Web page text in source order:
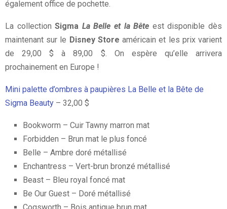
également office de pochette.
La collectionSigma La Belle et la Bête est disponible dès
maintenant sur le Disney Store américain et les prix varient
de 29,00 $ à 89,00 $. On espère qu’elle arrivera
prochainement en Europe !
Mini palette d’ombres à paupières La Belle et la Bête de
Sigma Beauty – 32,00 $
Bookworm – Cuir Tawny marron mat
Forbidden – Brun mat le plus foncé
Belle – Ambre doré métallisé
Enchantress – Vert-brun bronzé métallisé
Beast – Bleu royal foncé mat
Be Our Guest – Doré métallisé
Cogsworth – Bois antique brun mat